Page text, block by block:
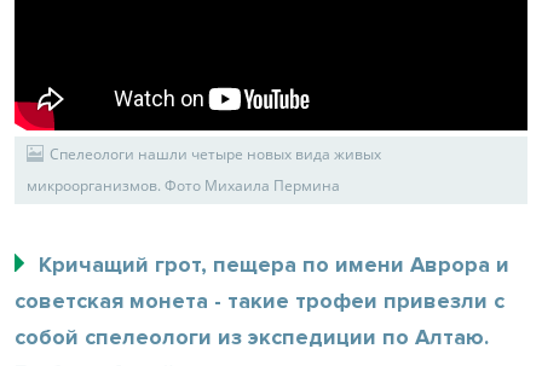
Спелеологи нашли четыре новых вида живых
микроорганизмов. Фото Михаила Пермина
Кричащий грот, пещера по имени Аврора и
советская монета - такие трофеи привезли с
собой спелеологи из экспедиции по Алтаю.